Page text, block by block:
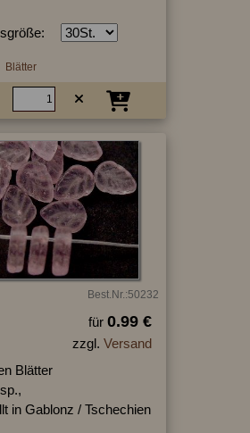
Blätter
Best.Nr.:50232
für 0.99 €
zzgl. Versand
Blätter
in Gablonz / Tschechien